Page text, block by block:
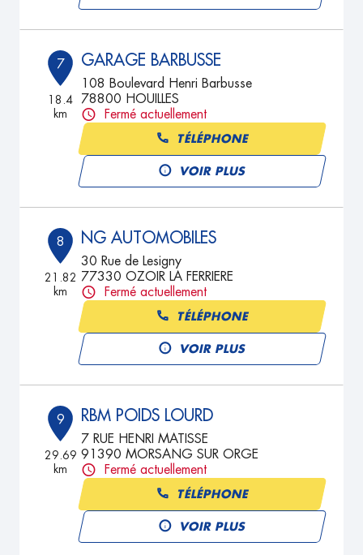
7
18.4
km
GARAGE BARBUSSE
108 Boulevard Henri Barbusse
78800 HOUILLES
Fermé actuellement
TÉLÉPHONE
VOIR PLUS
8
21.82
km
NG AUTOMOBILES
30 Rue de Lesigny
77330 OZOIR LA FERRIERE
Fermé actuellement
TÉLÉPHONE
VOIR PLUS
9
29.69
km
RBM POIDS LOURD
7 RUE HENRI MATISSE
91390 MORSANG SUR ORGE
Fermé actuellement
TÉLÉPHONE
VOIR PLUS